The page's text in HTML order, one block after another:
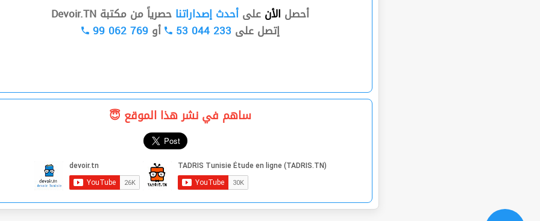
أحصل الأن على أحدث إصداراتنا حصرياً من مكتبة Devoir.TN
إتصل على 53 044 233 أو99 062 769
ساهم في نشر هذا الموقع 😇